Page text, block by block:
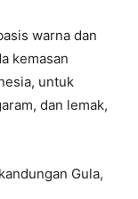
warna dan
kemasan
untuk
dan lemak,
Gula,